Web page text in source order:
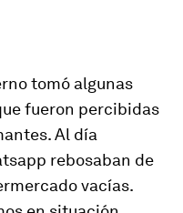
tomó algunas
fueron percibidas
Al día
rebosaban de
vacías.